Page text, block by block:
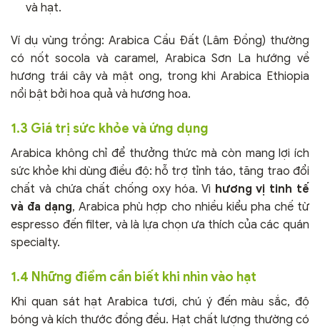
và hạt.
Ví dụ vùng trồng: Arabica Cầu Đất (Lâm Đồng) thường
có nốt socola và caramel, Arabica Sơn La hướng về
hương trái cây và mật ong, trong khi Arabica Ethiopia
nổi bật bởi hoa quả và hương hoa.
1.3 Giá trị sức khỏe và ứng dụng
Arabica không chỉ để thưởng thức mà còn mang lợi ích
sức khỏe khi dùng điều độ: hỗ trợ tỉnh táo, tăng trao đổi
chất và chứa chất chống oxy hóa. Vì hương vị tinh tế
và đa dạng, Arabica phù hợp cho nhiều kiểu pha chế từ
espresso đến filter, và là lựa chọn ưa thích của các quán
specialty.
1.4 Những điểm cần biết khi nhìn vào hạt
Khi quan sát hạt Arabica tươi, chú ý đến màu sắc, độ
bóng và kích thước đồng đều. Hạt chất lượng thường có